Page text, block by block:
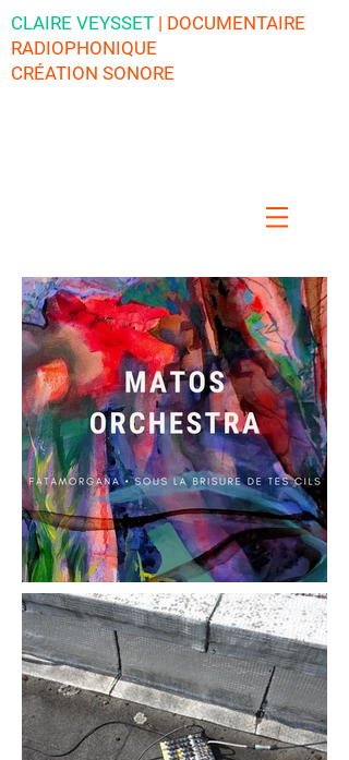
CLAIRE VEYSSET | DOCUMENTAIRE
RADIOPHONIQUE
CRÉATION SONORE